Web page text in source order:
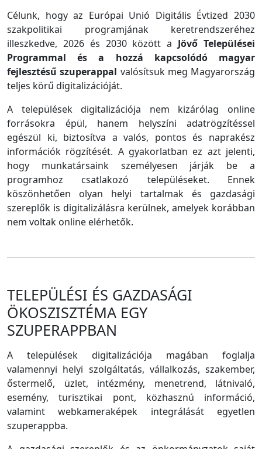
Célunk, hogy az Európai Unió Digitális Évtized 2030
szakpolitikai programjának keretrendszeréhez
illeszkedve, 2026 és 2030 között a Jövő Települései
Programmal és a hozzá kapcsolódó magyar
fejlesztésű szuperappal valósítsuk meg Magyarország
teljes körű digitalizációját.
A települések digitalizációja nem kizárólag online
forrásokra épül, hanem helyszíni adatrögzítéssel
egészül ki, biztosítva a valós, pontos és naprakész
információk rögzítését. A gyakorlatban ez azt jelenti,
hogy munkatársaink személyesen járják be a
programhoz csatlakozó településeket. Ennek
köszönhetően olyan helyi tartalmak és gazdasági
szereplők is digitalizálásra kerülnek, amelyek korábban
nem voltak online elérhetők.
TELEPÜLÉSI ÉS GAZDASÁGI
ÖKOSZISZTÉMA EGY
SZUPERAPPBAN
A települések digitalizációja magában foglalja
valamennyi helyi szolgáltatás, vállalkozás, szakember,
őstermelő, üzlet, intézmény, menetrend, látnivaló,
esemény, turisztikai pont, közhasznú információ,
valamint webkameraképek integrálását egyetlen
szuperappba.